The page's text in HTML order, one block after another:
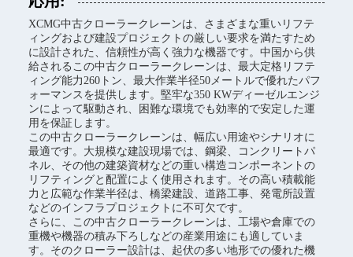
XCMG中古クローラークレーンは、さまざまな重いリフテ
ィングおよび建設プロジェクトの厳しい要求を満たすため
に設計された、信頼性が高く強力な機器です。中国から供
給されるこの中古クローラークレーンは、最大定格リフテ
ィング能力260トン、最大作業半径50メートルで優れたパフ
ォーマンスを提供します。堅牢な350 KWディーゼルエンジ
ンによって駆動され、困難な環境でも効率的で安定した運
用を保証します。
この中古クローラークレーンは、幅広い用途やシナリオに
最適です。大規模な建設現場では、鋼梁、コンクリートパ
ネル、その他の建築資材などの重い構造コンポーネントの
リフティングと配置によく使用されます。その高い積載能
力と広範な作業半径は、橋梁建設、道路工事、発電所設置
などのインフラプロジェクトに不可欠です。
さらに、この中古クローラークレーンは、工場や倉庫での
重機や機器の積み下ろしなどの産業用途にも適していま
す。そのクローラー設計は、起伏の多い地形での優れた機